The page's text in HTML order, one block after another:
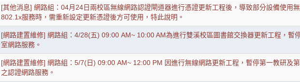
[其他消息] 網路組：04月24日兩校區無線網路認證閘道器進行憑證更新工程後，導致部分設備使用
802.1x服務時，需重新設定更新憑證後方可使用，特此說明。
[網路建置維修] 網路組：4/28(五) 09:00 AM~ 10:00 AM為進行雙溪校區圖書館交換器更新工程，暫
室網路服務。
[網路建置維修] 網路組：5/7(日) 09:00 AM~ 12:00 PM 因進行無線網路更新工程，暫停第一教研及
之認證網路服務。